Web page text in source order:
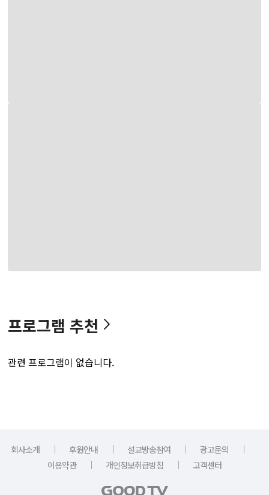
프로그램 추천
관련 프로그램이 없습니다.
회사소개 ｜ 후원안내 ｜ 설교방송참여 ｜ 광고문의
｜
이용약관
｜ 개인정보취급방침 ｜ 고객센터